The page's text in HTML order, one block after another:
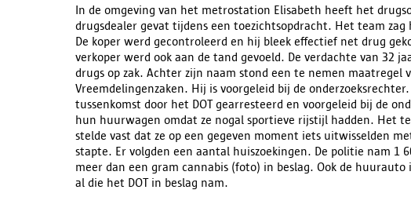
In de omgeving van het metrostation Elisabeth heeft het
drugsdealer gevat tijdens een toezichtsopdracht. Het team
De koper werd gecontroleerd en hij bleek effectief net drug
verkoper werd ook aan de tand gevoeld. De verdachte van 32
drugs op zak. Achter zijn naam stond een te nemen maatregel
Vreemdelingenzaken. Hij is voorgeleid bij de
tussenkomst door het DOT gearresteerd en voorgeleid bij de
hun huurwagen omdat ze nogal sportieve rijstijl hadden. Het
stelde vast dat ze op een gegeven moment iets uitwisselden
stapte. Er volgden een aantal huiszoekingen. De politie nam 1
meer dan een gram cannabis (foto) in beslag. Ook de
al die het DOT in beslag nam.